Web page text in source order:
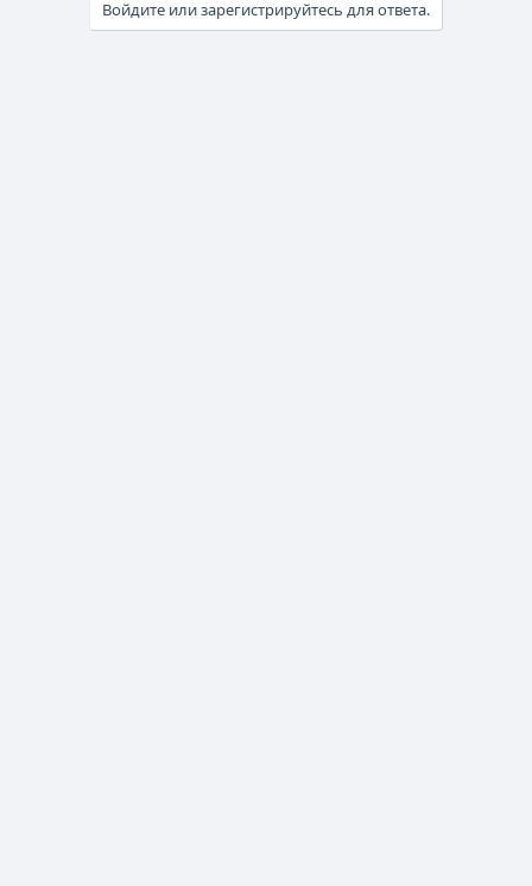
Войдите или зарегистрируйтесь для ответа.